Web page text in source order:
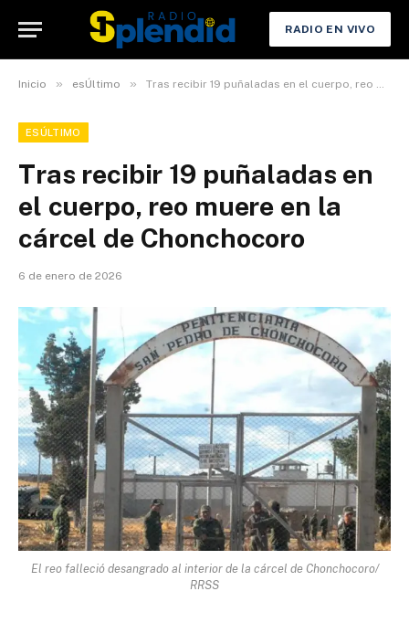
RADIO EN VIVO
Inicio » esÚltimo » Tras recibir 19 puñaladas en el cuerpo, reo muere en la cárcel de Chonchocoro
ESÚLTIMO
Tras recibir 19 puñaladas en
el cuerpo, reo muere en la
cárcel de Chonchocoro
6 de enero de 2026
El reo falleció desangrado al interior de la cárcel de Chonchocoro/
RRSS